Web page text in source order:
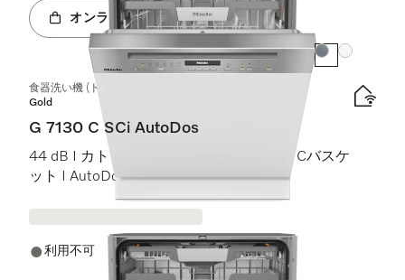
オンラインショップへ
カラー:カラー:
食器洗い機 (ドア材取付専用タイプ)
Gold
G 7130 C SCi AutoDos
44 dB I カトラリートレイ I ExtraComfort Cバスケ
ット I AutoDos I Miele@home
利用不可